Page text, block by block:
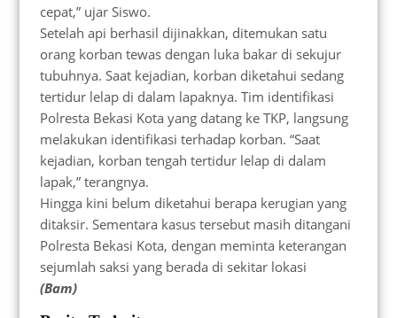
cepat,” ujar Siswo.
Setelah api berhasil dijinakkan, ditemukan satu
orang korban tewas dengan luka bakar di sekujur
tubuhnya. Saat kejadian, korban diketahui sedang
tertidur lelap di dalam lapaknya. Tim identifikasi
Polresta Bekasi Kota yang datang ke TKP, langsung
melakukan identifikasi terhadap korban. “Saat
kejadian, korban tengah tertidur lelap di dalam
lapak,” terangnya.
Hingga kini belum diketahui berapa kerugian yang
ditaksir. Sementara kasus tersebut masih ditangani
Polresta Bekasi Kota, dengan meminta keterangan
sejumlah saksi yang berada di sekitar lokasi
(Bam)